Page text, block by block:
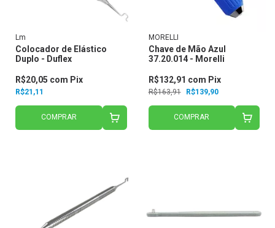
Lm
Colocador de Elástico
Duplo - Duflex
R$21,11
R$20,05 com Pix
COMPRAR
MORELLI
Chave de Mão Azul
37.20.014 - Morelli
R$163,91 R$139,90
R$132,91 com Pix
COMPRAR